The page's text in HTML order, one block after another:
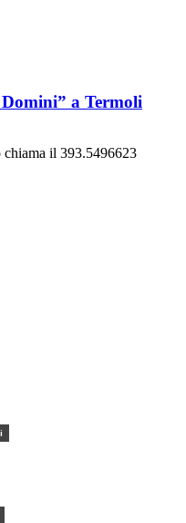
a Termoli
il 393.5496623